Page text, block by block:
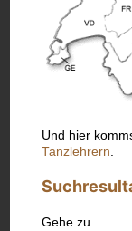
Und hier
Tanzlehrern
Gehe zu